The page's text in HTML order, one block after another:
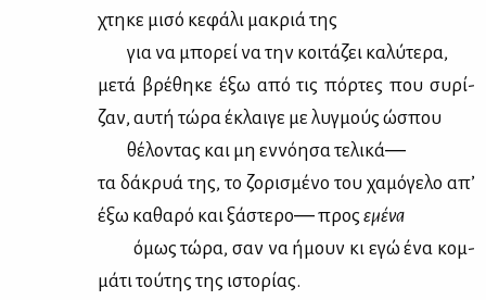
χτη­κε μι­σό κε­φά­λι μα­κριά της
για να μπο­ρεί να την κοι­τά­ζει κα­λύ­τε­ρα,
με­τά βρέ­θη­κε έξω από τις πόρ­τες που συ­ρί­
ζαν, αυ­τή τώ­ρα έκλαι­γε με λυγ­μούς ώσπου
θέ­λο­ντας και μη εν­νό­η­σα τε­λι­κά―
τα δά­κρυά της, το ζο­ρι­σμέ­νο του χα­μό­γε­λο απ’
έξω κα­θα­ρό και ξά­στε­ρο― προς εμέ­να
όμως τώ­ρα, σαν να ήμουν κι εγώ ένα κομ­
μά­τι τού­της της ιστο­ρί­ας.